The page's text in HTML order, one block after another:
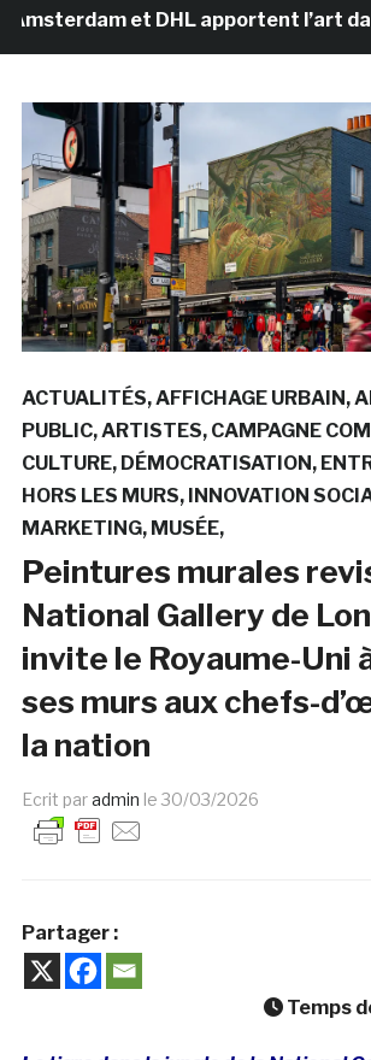
et DHL apportent l’art dans
ACTUALITÉS AFFICHAGE URBAIN
PUBLIC ARTISTES CAMPAGNE COM
CULTURE DÉMOCRATISATION
HORS LES MURS INNOVATION
MARKETING MUSÉE
Peintures murales
National Gallery de
invite le Royaume-Uni
ses murs aux chefs-
la nation
Ecrit paradmin le 30/03/2026
Partager :
Temps